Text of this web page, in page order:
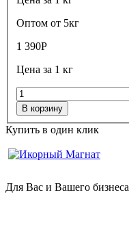
Оптом от 5кг
1 390Р
Цена за 1 кг
В корзину
Купить в один клик
Для Вас и Вашего бизнеса